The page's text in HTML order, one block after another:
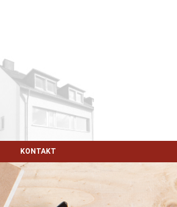
KONTAKT